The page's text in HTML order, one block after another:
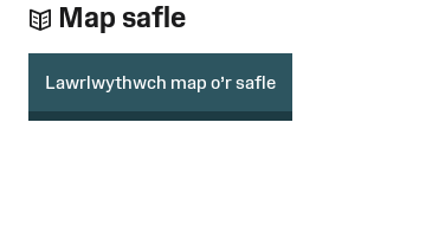
Map safle
Lawrlwythwch map o’r safle